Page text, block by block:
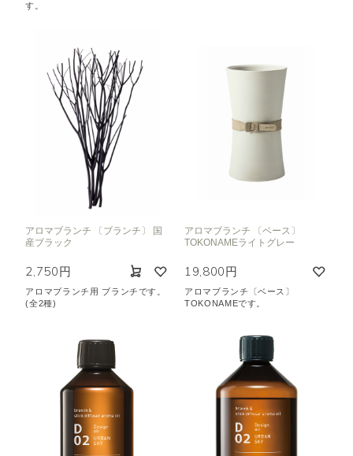
す。
アロマブランチ 〔ブランチ〕 国
産ブラック
2,750円
アロマブランチ用 ブランチです。
(全2種)
アロマブランチ 〔ベース〕
TOKONAMEライトグレー
19,800円
アロマブランチ〔ベース〕
TOKONAMEです。